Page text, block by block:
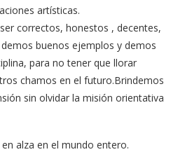
artísticas.
correctos, honestos , decentes,
buenos ejemplos y demos
para no tener que llorar
chamos en el futuro.Brindemos
sin olvidar la misión orientativa
alza en el mundo entero.